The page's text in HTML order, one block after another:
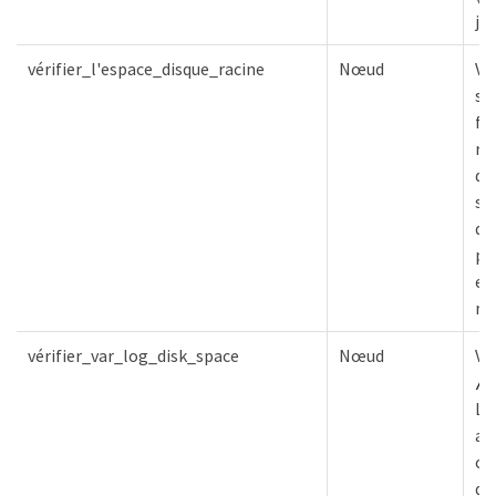
vérifier_l'espace_disque_racine Nœud
vérifier_var_log_disk_space Nœud
/
de